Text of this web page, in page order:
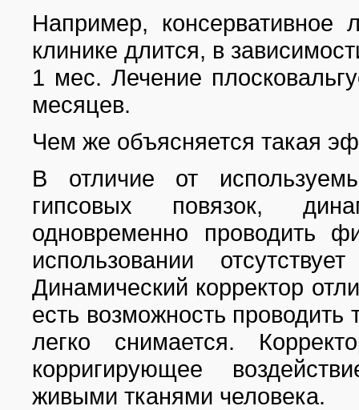
Например, консервативное
клинике длится, в
1 мес. Лечение
месяцев.
Чем же объясняется такая
В отличие от
гипсовых повязок,
одновременно проводить
использовании
Динамический корректор
есть возможность проводить
легко снимается.
корригирующее
живыми тканями человека.